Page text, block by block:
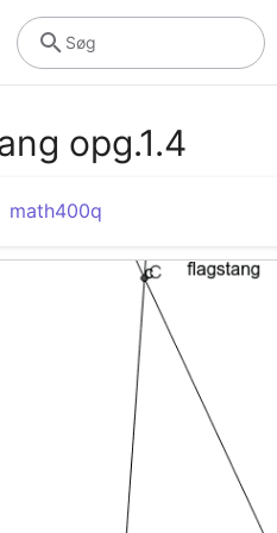
Søg
opg.1.4
math400q